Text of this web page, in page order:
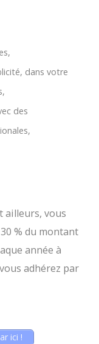
dans votre
des
ailleurs, vous
% du montant
année à
adhérez par
ici !